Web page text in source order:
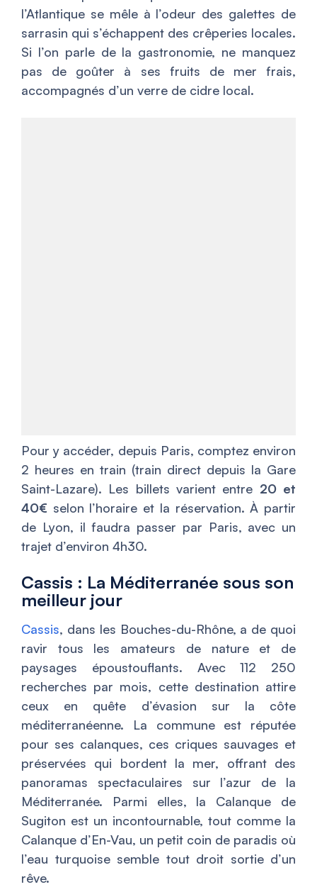
l’Atlantique se mêle à l’odeur des galettes de
sarrasin qui s’échappent des crêperies locales.
Si l’on parle de la gastronomie, ne manquez
pas de goûter à ses fruits de mer frais,
accompagnés d’un verre de cidre local.
Pour y accéder, depuis Paris, comptez environ
2 heures en train (train direct depuis la Gare
Saint-Lazare). Les billets varient entre 20 et
40€ selon l’horaire et la réservation. À partir
de Lyon, il faudra passer par Paris, avec un
trajet d’environ 4h30.
Cassis : La Méditerranée sous son
meilleur jour
Cassis, dans les Bouches-du-Rhône, a de quoi
ravir tous les amateurs de nature et de
paysages époustouflants. Avec 112 250
recherches par mois, cette destination attire
ceux en quête d’évasion sur la côte
méditerranéenne. La commune est réputée
pour ses calanques, ces criques sauvages et
préservées qui bordent la mer, offrant des
panoramas spectaculaires sur l’azur de la
Méditerranée. Parmi elles, la Calanque de
Sugiton est un incontournable, tout comme la
Calanque d’En-Vau, un petit coin de paradis où
l’eau turquoise semble tout droit sortie d’un
rêve.